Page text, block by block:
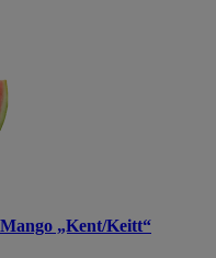
„Kent/Keitt“